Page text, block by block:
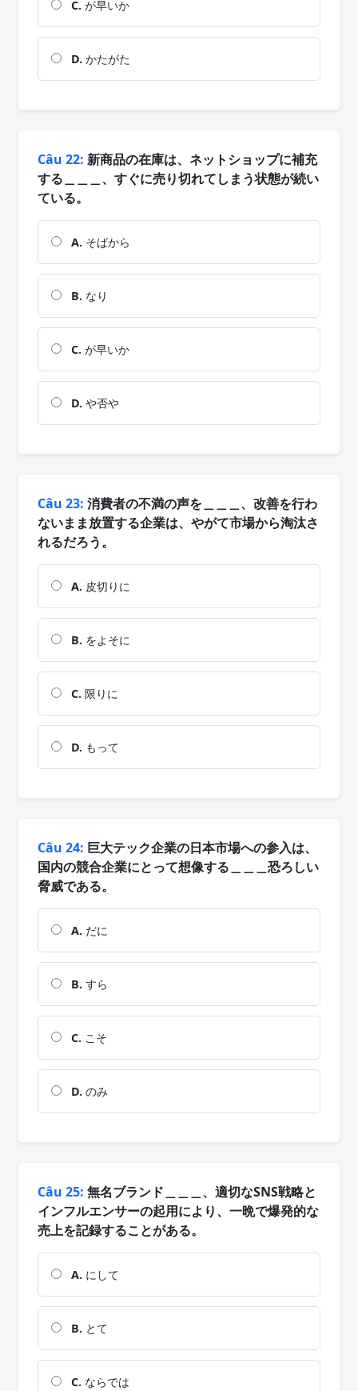
C. が早いか
D. かたがた
Câu 22: 新商品の在庫は、ネットショップに補充
する＿＿＿、すぐに売り切れてしまう状態が続い
ている。
A. そばから
B. なり
C. が早いか
D. や否や
Câu 23: 消費者の不満の声を＿＿＿、改善を行わ
ないまま放置する企業は、やがて市場から淘汰さ
れるだろう。
A. 皮切りに
B. をよそに
C. 限りに
D. もって
Câu 24: 巨大テック企業の日本市場への参入は、
国内の競合企業にとって想像する＿＿＿恐ろしい
脅威である。
A. だに
B. すら
C. こそ
D. のみ
Câu 25: 無名ブランド＿＿＿、適切なSNS戦略と
インフルエンサーの起用により、一晩で爆発的な
売上を記録することがある。
A. にして
B. とて
C. ならでは